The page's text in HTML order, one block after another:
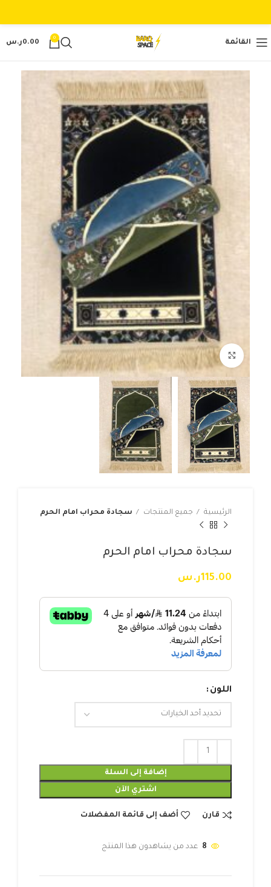
القائمة
0
0.00ر.س
Click to enlarge
الرئيسية جميع المنتجات سجادة محراب امام الحرم
سجادة محراب امام الحرم
115.00ر.س
اللون
إضافة إلى السلة
اشتري الآن
قارن أضف إلى قائمة المفضلات
8 عدد من يشاهدون هذا المنتج